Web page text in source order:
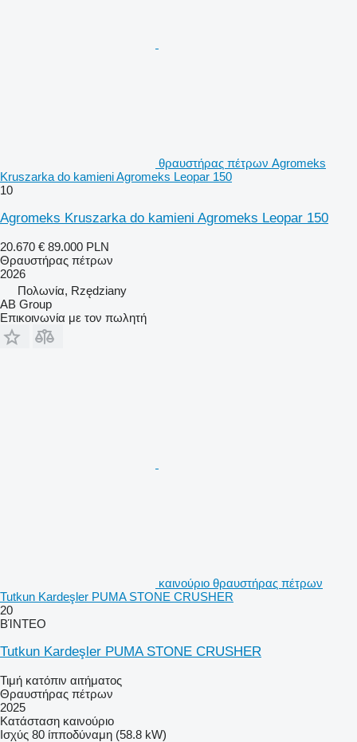
θραυστήρας πέτρων Agromeks
Kruszarka do kamieni Agromeks Leopar 150
10
Agromeks Kruszarka do kamieni Agromeks Leopar 150
20.670 € 89.000 PLN
Θραυστήρας πέτρων
2026
Πολωνία, Rzędziany
AB Group
Επικοινωνία με τον πωλητή
καινούριο θραυστήρας πέτρων
Tutkun Kardeşler PUMA STONE CRUSHER
20
ΒΊΝΤΕΟ
Tutkun Kardeşler PUMA STONE CRUSHER
Τιμή κατόπιν αιτήματος
Θραυστήρας πέτρων
2025
Κατάσταση καινούριο
Ισχύς 80 ίπποδύναμη (58.8 kW)